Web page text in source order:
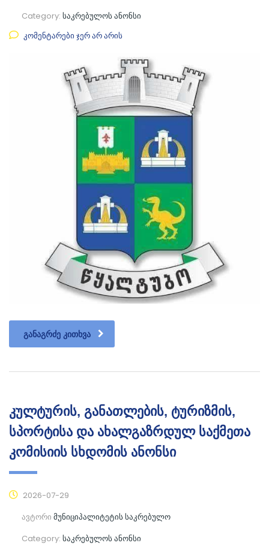
Category: საკრებულოს ანონსი
კომენტარები ჯერ არ არის
ᲒᲐᲜᲐᲒᲠᲫᲔ ᲙᲘᲗᲮᲕᲐ
კულტურის, განათლების, ტურიზმის,
სპორტისა და ახალგაზრდულ საქმეთა
კომისიის სხდომის ანონსი
2026-07-29
ავტორი მუნიციპალიტეტის საკრებულო
Category: საკრებულოს ანონსი